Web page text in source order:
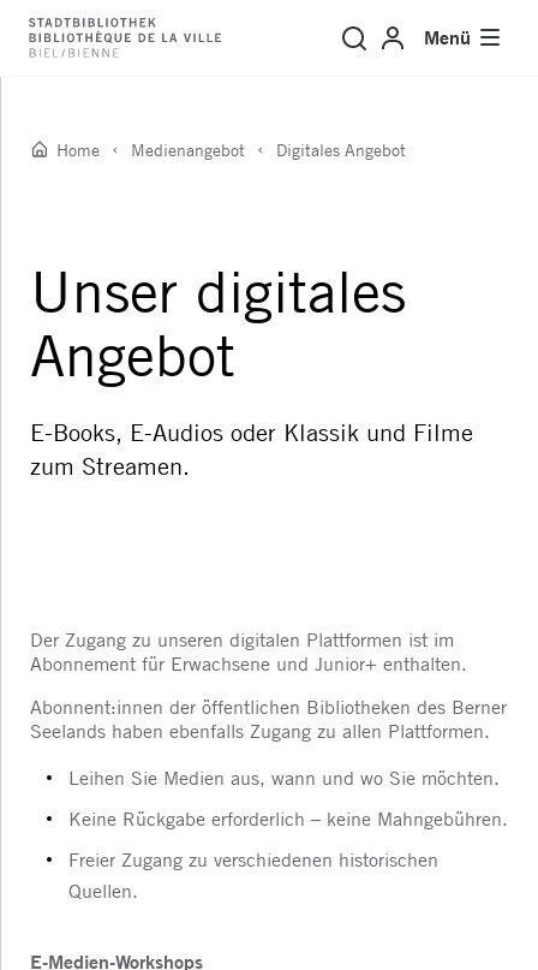
Digitales Angebot
Menü
Home Medienangebot Digitales Angebot
Unser digitales
Angebot
E-Books, E-Audios oder Klassik und Filme
zum Streamen.
Der Zugang zu unseren digitalen Plattformen ist im
Abonnement für Erwachsene und Junior+ enthalten.
Abonnent:innen der öffentlichen Bibliotheken des Berner
Seelands haben ebenfalls Zugang zu allen Plattformen.
Leihen Sie Medien aus, wann und wo Sie möchten.
Keine Rückgabe erforderlich – keine Mahngebühren.
Freier Zugang zu verschiedenen historischen
Quellen.
E-Medien-Workshops